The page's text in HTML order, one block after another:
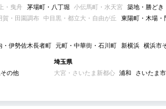
・曳舟
茅場町・八丁堀 小伝馬町・水天宮 築地・勝どき
賀・田園調布 中目黒・都立大・自由が丘 東陽町・木場・
・伊勢佐木長者町 元町・中華街・石川町 新横浜 横浜市
の他
埼玉県
大宮・さいたま新都心
浦和 さいたま